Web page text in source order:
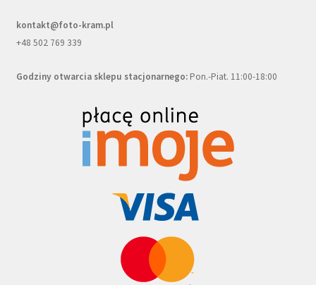
kontakt@foto-kram.pl
+48 502 769 339
Godziny otwarcia sklepu stacjonarnego:Pon.-Piat. 11:00-18:00